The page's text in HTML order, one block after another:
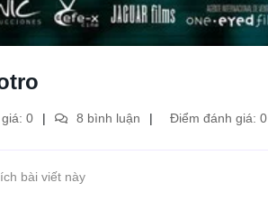
0 8 bình luận Điểm đánh giá: 0
bài viết này